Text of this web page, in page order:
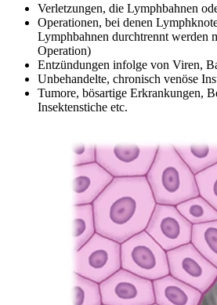
Verletzungen, die Lymphbahnen
Operationen, bei denen
Lymphbahnen durchtrennt werden
Operation)
Entzündungen infolge von Viren,
Unbehandelte, chronisch venöse
Tumore, bösartige Erkrankungen,
Insektenstiche etc.